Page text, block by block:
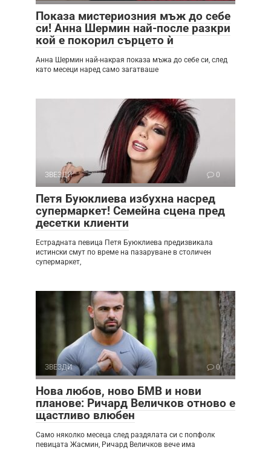
Показа мистериозния мъж до себе
си! Анна Шермин най-после разкри
кой е покорил сърцето ѝ
Анна Шермин най-накрая показа мъжа до себе си, след
като месеци наред само загатваше
ЗВЕЗДИ 0
Петя Буюклиева избухна насред
супермаркет! Семейна сцена пред
десетки клиенти
Естрадната певица Петя Буюклиева предизвикала
истински смут по време на пазаруване в столичен
супермаркет,
ЗВЕЗДИ 0
Нова любов, ново БМВ и нови
планове: Ричард Величков отново е
щастливо влюбен
Само няколко месеца след раздялата си с попфолк
певицата Жасмин, Ричард Величков вече има